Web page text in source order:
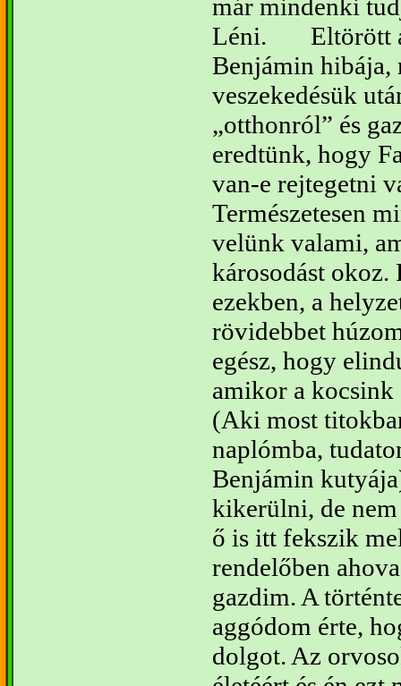
már mindenki
Léni.
Eltörött
Benjámin hibája,
veszekedésük
otthonról” és
eredtünk, hogy
van-e rejtegetni
Természetesen
velünk valami,
károsodást okoz.
ezekben, a
rövidebbet
egész, hogy
amikor a
(Aki most
naplómba,
Benjámin
kikerülni, de
ő is itt fekszik
rendelőben
gazdim. A
aggódom érte,
dolgot. Az